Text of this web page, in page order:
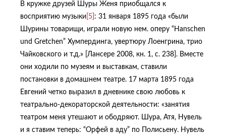
В кружке друзей Шуры Женя приобщался к
восприятию музыки [5] : 31 января 1895 года «были
Шурины товарищи, играли новую нем. оперу “Hanschen
und Gretchen” Хумпердинга, увертюру Лоенгрина, трио
Чайковского и т.д.» [Лансере 2008, кн. 1, с. 238]. Вместе
они ходили по музеям и выставкам, ставили
постановки в домашнем театре. 17 марта 1895 года
Евгений четко выразил в дневнике свою любовь к
театрально-декораторской деятельности: «занятия
театром меня утешают и ободряют. Шура, Атя, Нувель
и я ставим теперь: “Орфей в аду” по Полисьену. Нувель